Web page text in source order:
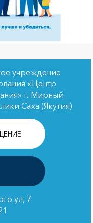
учреждение
«Центр
г. Мирный
Саха (Якутия)
ул, 7